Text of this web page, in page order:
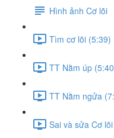
Hình ảnh Cơ lõi
Tìm cơ lõi (5:39)
TT Nằm úp
TT Nằm ngửa
Sai và sửa Cơ